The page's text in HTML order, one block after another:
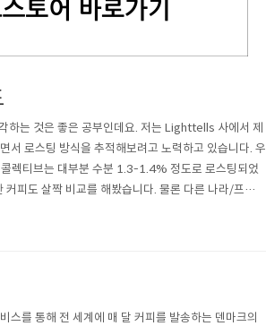
하는 것은 좋은 공부인데요. 저는 Lighttells 사에서 제
서 로스팅 방식을 추적해보려고 노력하고 있습니다. 우
렉티브는 대부분 수분 1.3-1.4% 정도로 로스팅되었
피도 살짝 비교를 해봤습니다. 물론 다른 나라/프로세
로 생각하기 보다는 아무래도 상대값으로 받아들이
스를 통해 전 세계에 매 달 커피를 발송하는 덴마크의